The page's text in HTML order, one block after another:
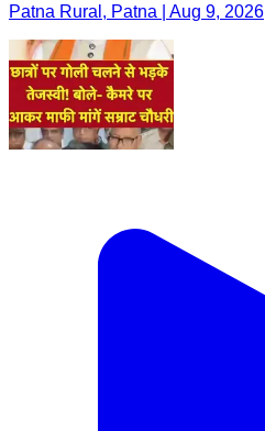
Patna Rural, Patna | Aug 9, 2026